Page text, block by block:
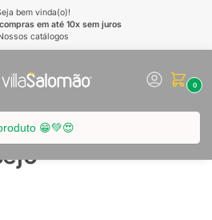
bem vinda(o)!
em até 10x sem juros
catálogos
0